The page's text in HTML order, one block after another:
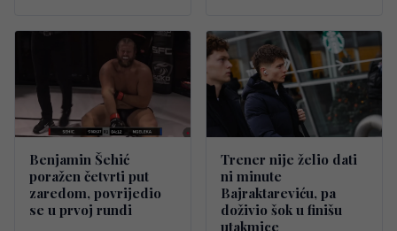
Benjamin Šehić
poražen četvrti put
zaredom, povrijedio
se u prvoj rundi
Trener nije želio dati
ni minute
Bajraktareviću, pa
doživio šok u finišu
utakmice